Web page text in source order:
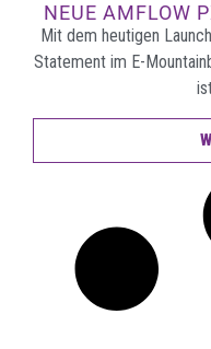
NEUE AMFLOW
Mit dem heutigen
Statement im E-